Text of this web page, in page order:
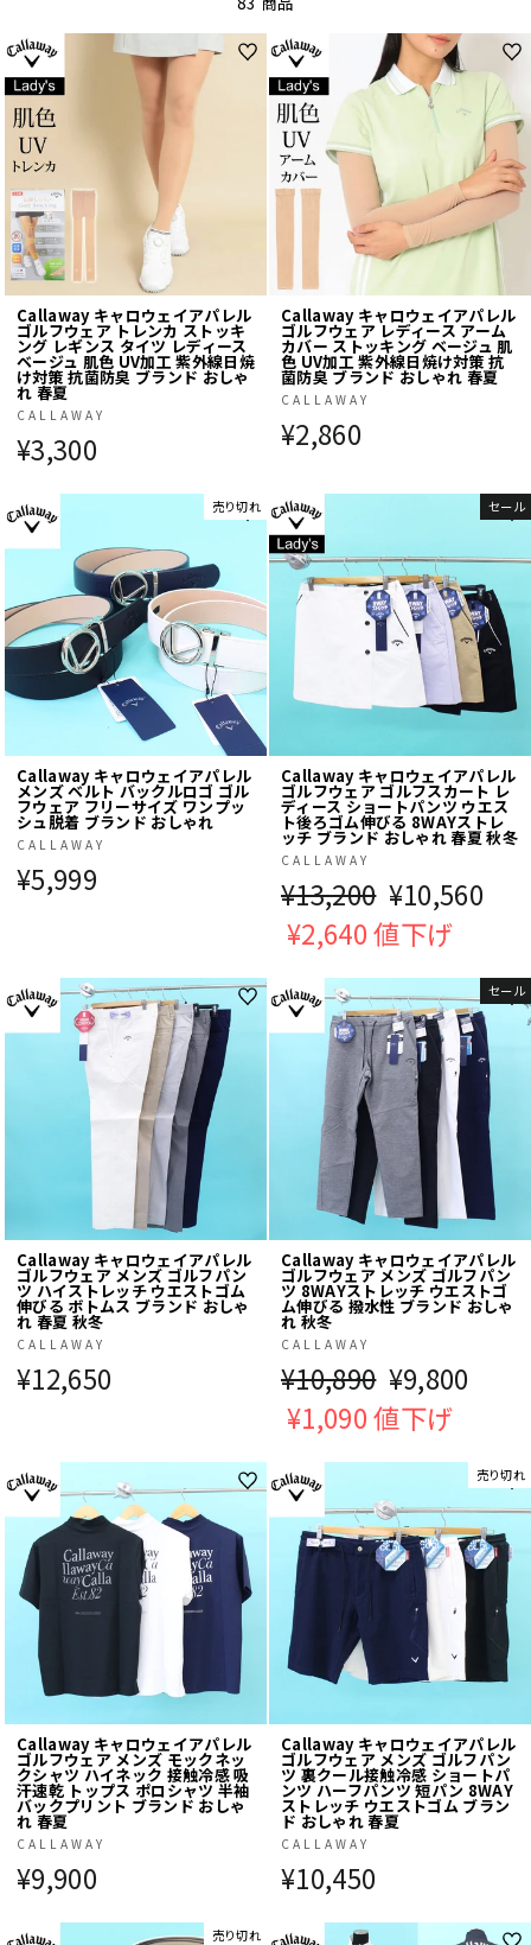
Callaway キャロウェイアパレル
ゴルフウェア トレンカ ストッキ
ング レギンス タイツ レディース
ベージュ 肌色 UV加工 紫外線日焼
け対策 抗菌防臭 ブランド おしゃ
れ 春夏
CALLAWAY
¥3,300
Callaway キャロウェイアパレル
ゴルフウェア レディース アーム
カバー ストッキング ベージュ 肌
色 UV加工 紫外線日焼け対策 抗
菌防臭 ブランド おしゃれ 春夏
CALLAWAY
¥2,860
売り切れ
Callaway キャロウェイアパレル
メンズ ベルト バックルロゴ ゴル
フウェア フリーサイズ ワンプッ
シュ脱着 ブランド おしゃれ
CALLAWAY
¥5,999
セール
Callaway キャロウェイアパレル
ゴルフウェア ゴルフスカート レ
ディース ショートパンツ ウエス
ト後ろゴム伸びる 8WAYストレ
ッチ ブランド おしゃれ 春夏 秋冬
CALLAWAY
通
常
格
¥13,200 販
売
価
格
¥10,560
¥2,640 値下げ
Callaway キャロウェイアパレル
ゴルフウェア メンズ ゴルフパン
ツ ハイストレッチ ウエストゴム
伸びる ボトムス ブランド おしゃ
れ 春夏 秋冬
CALLAWAY
¥12,650
セール
Callaway キャロウェイアパレル
ゴルフウェア メンズ ゴルフパン
ツ 8WAYストレッチ ウエストゴ
ム伸びる 撥水性 ブランド おしゃ
れ 秋冬
CALLAWAY
通
常
格
¥10,890 販
売
価
格
¥9,800
¥1,090 値下げ
Callaway キャロウェイアパレル
ゴルフウェア メンズ モックネッ
クシャツ ハイネック 接触冷感 吸
汗速乾 トップス ポロシャツ 半袖
バックプリント ブランド おしゃ
れ 春夏
CALLAWAY
¥9,900
売り切れ
Callaway キャロウェイアパレル
ゴルフウェア メンズ ゴルフパン
ツ 裏クール接触冷感 ショートパ
ンツ ハーフパンツ 短パン 8WAY
ストレッチ ウエストゴム ブラン
ド おしゃれ 春夏
CALLAWAY
¥10,450
売り切れ